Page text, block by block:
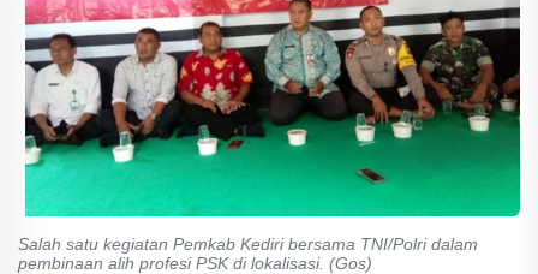
Salah satu kegiatan Pemkab Kediri bersama TNI/Polri dalam
pembinaan alih profesi PSK di lokalisasi. (Gos)